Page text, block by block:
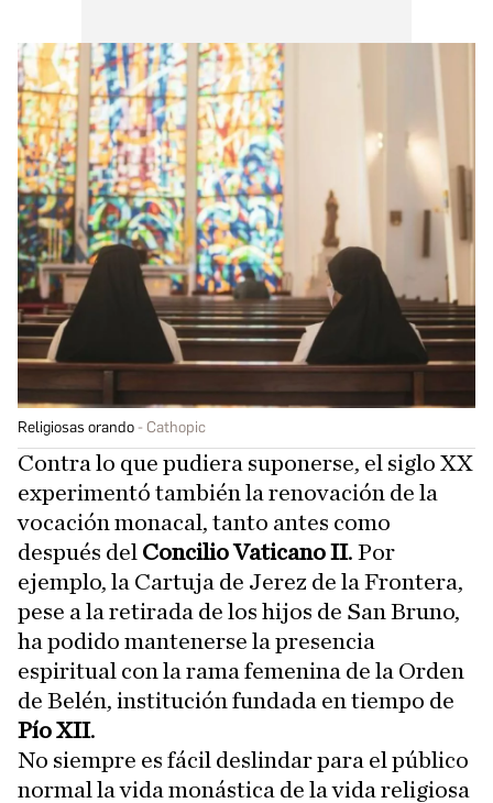
Religiosas orando Cathopic
Contra lo que pudiera suponerse, el siglo XX
experimentó también la renovación de la
vocación monacal, tanto antes como
después del Concilio Vaticano II. Por
ejemplo, la Cartuja de Jerez de la Frontera,
pese a la retirada de los hijos de San Bruno,
ha podido mantenerse la presencia
espiritual con la rama femenina de la Orden
de Belén, institución fundada en tiempo de
Pío XII.
No siempre es fácil deslindar para el público
normal la vida monástica de la vida religiosa